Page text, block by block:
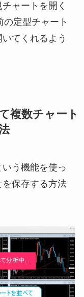
ャートを開く
定型チャート
てくれるよう
複数チャート
う機能を使っ
保存する方法